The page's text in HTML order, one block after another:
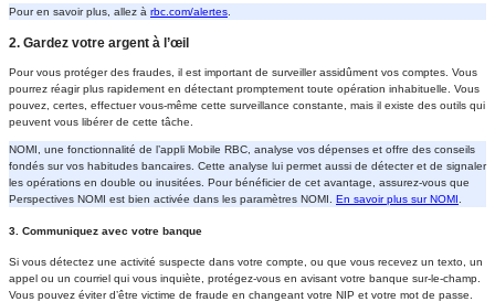
Pour en savoir plus, allez à rbc.com/alertes
2. Gardez votre argent à l’œil
Pour vous protéger des fraudes, il est important de surveiller assidûment vos comptes. Vous
pourrez réagir plus rapidement en détectant promptement toute opération inhabituelle. Vous
pouvez, certes, effectuer vous-même cette surveillance constante, mais il existe des outils qui
peuvent vous libérer de cette tâche.
NOMI, une fonctionnalité de l’appli Mobile RBC, analyse vos dépenses et offre des conseils
fondés sur vos habitudes bancaires. Cette analyse lui permet aussi de détecter et de signaler
les opérations en double ou inusitées. Pour bénéficier de cet avantage, assurez-vous que
Perspectives NOMI est bien activée dans les paramètres NOMI. En savoir plus sur NOMI.
3. Communiquez avec votre banque
Si vous détectez une activité suspecte dans votre compte, ou que vous recevez un texto, un
appel ou un courriel qui vous inquiète, protégez-vous en avisant votre banque sur-le-champ.
Vous pouvez éviter d’être victime de fraude en changeant votre NIP et votre mot de passe.